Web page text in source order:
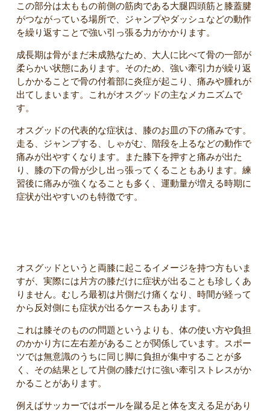
この部分は太ももの前側の筋肉である大腿四頭筋と膝蓋腱
がつながっている場所で、ジャンプやダッシュなどの動作
を繰り返すことで強い引っ張る力がかかります。
成長期は骨がまだ未成熟なため、大人に比べて骨の一部が
柔らかい状態にあります。そのため、強い牽引力が繰り返
しかかることで骨の付着部に炎症が起こり、痛みや腫れが
出てしまいます。これがオスグッドの主なメカニズムで
す。
オスグッドの代表的な症状は、膝のお皿の下の痛みです。
走る、ジャンプする、しゃがむ、階段を上るなどの動作で
痛みが出やすくなります。また膝下を押すと痛みが出た
り、膝の下の骨が少し出っ張ってくることもあります。練
習後に痛みが強くなることも多く、運動量が増える時期に
症状が出やすいのも特徴です。
オスグッドというと両膝に起こるイメージを持つ方もいま
すが、実際には片方の膝だけに症状が出ることも珍しくあ
りません。むしろ最初は片側だけ痛くなり、時間が経って
から反対側にも症状が出るケースもあります。
これは膝そのものの問題というよりも、体の使い方や負担
のかかり方に左右差があることが関係しています。スポー
ツでは無意識のうちに同じ脚に負担が集中することが多
く、その結果として片側の膝だけに強い牽引ストレスがか
かることがあります。
例えばサッカーではボールを蹴る足と体を支える足があり